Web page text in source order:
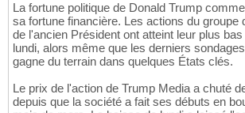
La fortune politique de Donald Trump
sa fortune financière. Les actions du groupe
de l'ancien Président ont atteint leur plus
lundi, alors même que les derniers
gagne du terrain dans quelques États clés.
Le prix de l'action de Trump Media a chuté
depuis que la société a fait ses débuts en